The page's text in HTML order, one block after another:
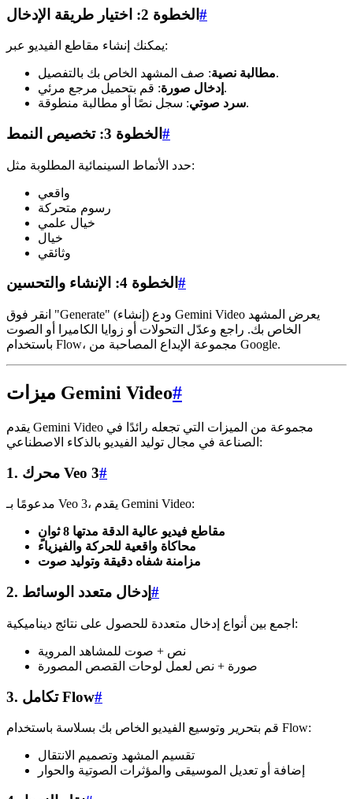
الخطوة 2: اختيار طريقة الإدخال #
يمكنك إنشاء مقاطع الفيديو عبر:
مطالبة نصية: صف المشهد الخاص بك بالتفصيل.
إدخال صورة : قم بتحميل مرجع مرئي.
سرد صوتي: سجل نصًا أو مطالبة منطوقة.
الخطوة 3: تخصيص النمط #
حدد الأنماط السينمائية المطلوبة مثل:
واقعي
رسوم متحركة
خيال علمي
خيال
وثائقي
الخطوة 4: الإنشاء والتحسين #
انقر فوق "Generate" (إنشاء) ودع Gemini Video يعرض المشهد
الخاص بك. راجع وعدّل التحولات أو زوايا الكاميرا أو الصوت
باستخدام Flow، مجموعة الإبداع المصاحبة من Google.
ميزات Gemini Video#
يقدم Gemini Video مجموعة من الميزات التي تجعله رائدًا في
الصناعة في مجال توليد الفيديو بالذكاء الاصطناعي:
1. محرك Veo 3#
مدعومًا بـ Veo 3، يقدم Gemini Video:
مقاطع فيديو عالية الدقة مدتها 8 ثوانٍ
محاكاة واقعية للحركة والفيزياء
مزامنة شفاه دقيقة وتوليد صوت
2. إدخال متعدد الوسائط #
اجمع بين أنواع إدخال متعددة للحصول على نتائج ديناميكية:
نص + صوت للمشاهد المروية
صورة + نص لعمل لوحات القصص المصورة
3. تكامل Flow#
قم بتحرير وتوسيع الفيديو الخاص بك بسلاسة باستخدام Flow:
تقسيم المشهد وتصميم الانتقال
إضافة أو تعديل الموسيقى والمؤثرات الصوتية والحوار